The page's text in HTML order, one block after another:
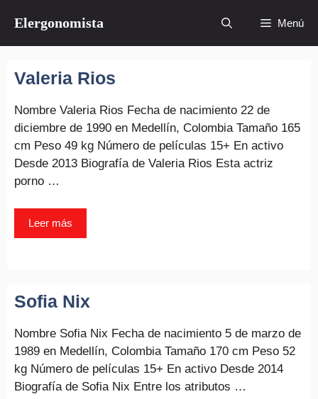
contenido
Elergonomista Menú
Valeria Rios
Nombre Valeria Rios Fecha de nacimiento 22 de
diciembre de 1990 en Medellín, Colombia Tamaño 165
cm Peso 49 kg Número de películas 15+ En activo
Desde 2013 Biografía de Valeria Rios Esta actriz
porno …
Leer más
Sofia Nix
Nombre Sofia Nix Fecha de nacimiento 5 de marzo de
1989 en Medellín, Colombia Tamaño 170 cm Peso 52
kg Número de películas 15+ En activo Desde 2014
Biografía de Sofia Nix Entre los atributos …